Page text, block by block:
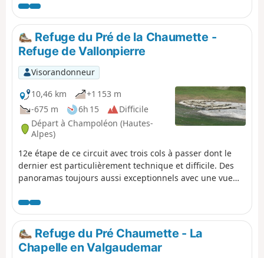
Six Cabanes, puis gravirez le Col de Menoux jusqu'au
Lauvet.
Refuge du Pré de la Chaumette -
Refuge de Vallonpierre
Visorandonneur
10,46 km
+1 153 m
-675 m
6h 15
Difficile
Départ à Champoléon (Hautes-
Alpes)
12e étape de ce circuit avec trois cols à passer dont le
dernier est particulièrement technique et difficile. Des
panoramas toujours aussi exceptionnels avec une vue
Champoléon. Le refuge est situé dans un écrin de
verdure au fond d'un cirque au pied du Sirac et au bord
du magnifique Lac de Vallonpierre. Une zone de bivouac
dans une belle prairie, au pied du Sirac, avec une vue
splendide sur le lac.
Refuge du Pré Chaumette - La
Chapelle en Valgaudemar